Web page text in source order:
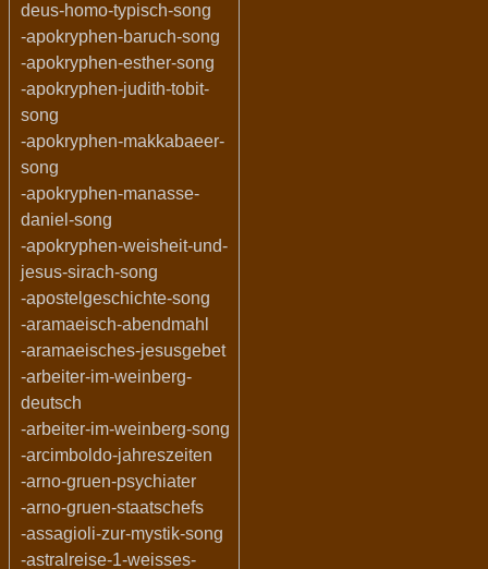
deus-homo-typisch-song
-apokryphen-baruch-song
-apokryphen-esther-song
-apokryphen-judith-tobit-
song
-apokryphen-makkabaeer-
song
-apokryphen-manasse-
daniel-song
-apokryphen-weisheit-und-
jesus-sirach-song
-apostelgeschichte-song
-aramaeisch-abendmahl
-aramaeisches-jesusgebet
-arbeiter-im-weinberg-
deutsch
-arbeiter-im-weinberg-song
-arcimboldo-jahreszeiten
-arno-gruen-psychiater
-arno-gruen-staatschefs
-assagioli-zur-mystik-song
-astralreise-1-weisses-